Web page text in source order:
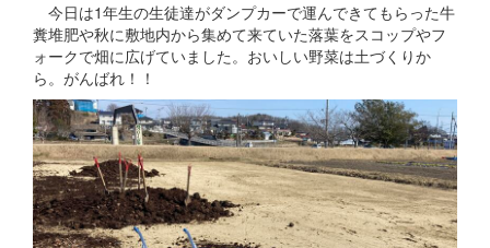
今日は1年生の生徒達がダンプカーで運んできてもらった牛
糞堆肥や秋に敷地内から集めて来ていた落葉をスコップやフ
ォークで畑に広げていました。おいしい野菜は土づくりか
ら。がんばれ！！